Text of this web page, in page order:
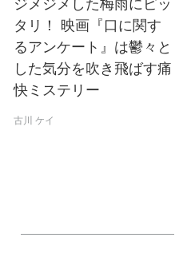
ジメジメした梅雨にピッ
タリ！ 映画『口に関す
るアンケート』は鬱々と
した気分を吹き飛ばす痛
快ミステリー
古川 ケイ